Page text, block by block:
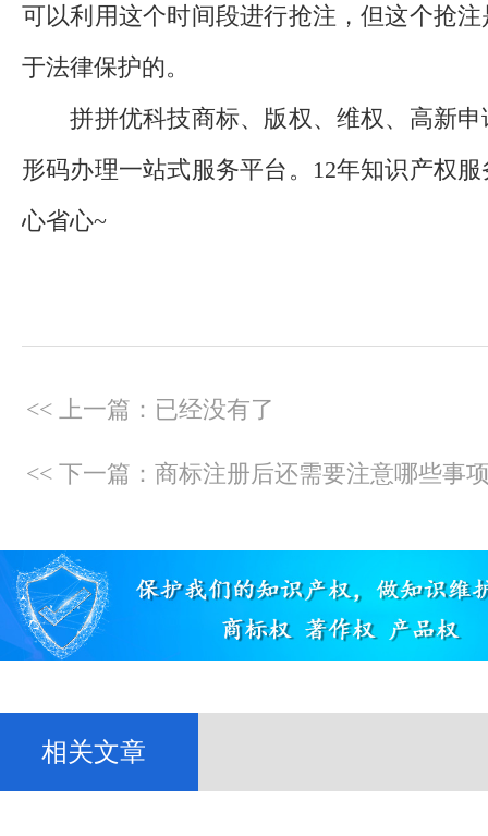
可以利用这个时间段进行抢注，但这个抢
于法律保护的。
拼拼优科技商标、版权、维权、高新申
形码办理一站式服务平台。12年知识产权
心省心~
<< 上一篇：已经没有了
<< 下一篇：商标注册后还需要注意哪些事
相关文章